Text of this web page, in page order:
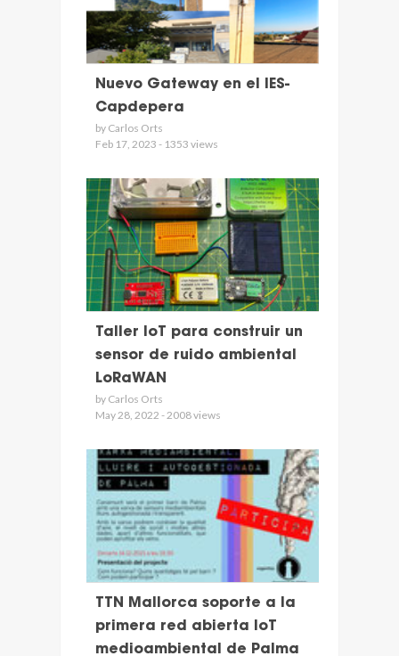
Nuevo Gateway en el IES-
Capdepera
by Carlos Orts
Feb 17, 2023 - 1353 views
Taller IoT para construir un
sensor de ruido ambiental
LoRaWAN
by Carlos Orts
May 28, 2022 - 2008 views
TTN Mallorca soporte a la
primera red abierta IoT
medioambiental de Palma